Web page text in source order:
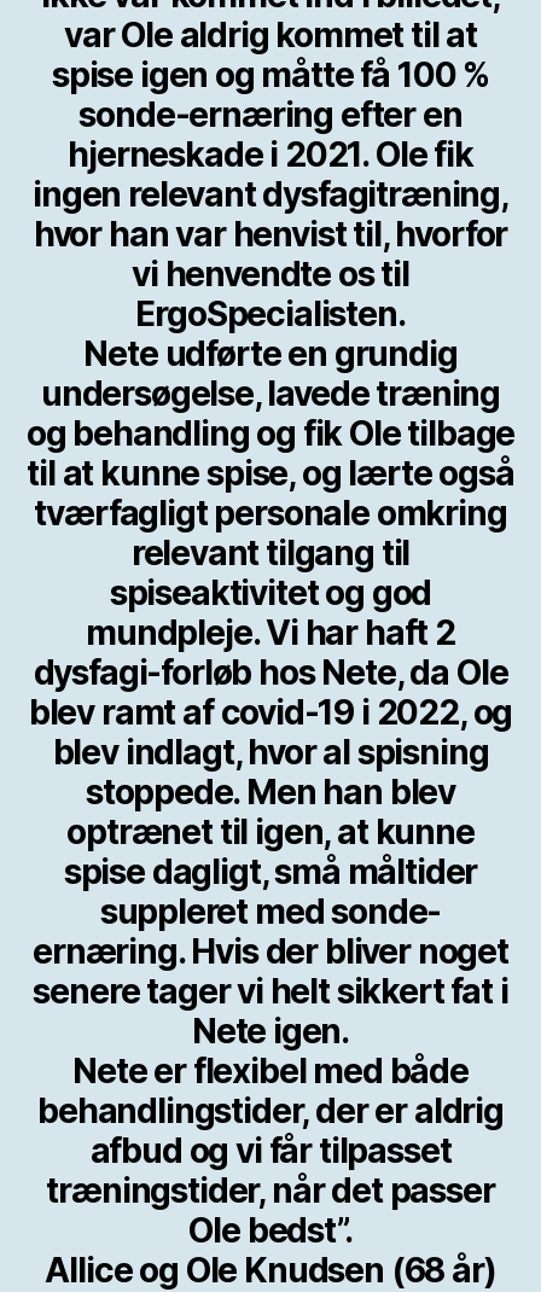
var Ole aldrig kommet til at
spise igen og måtte få 100 %
sonde-ernæring efter en
hjerneskade i 2021. Ole fik
ingen relevant dysfagitræning,
hvor han var henvist til, hvorfor
vi henvendte os til
ErgoSpecialisten.
Nete udførte en grundig
undersøgelse, lavede træning
og behandling og fik Ole tilbage
til at kunne spise, og lærte også
tværfagligt personale omkring
relevant tilgang til
spiseaktivitet og god
mundpleje. Vi har haft 2
dysfagi-forløb hos Nete, da Ole
blev ramt af covid-19 i 2022, og
blev indlagt, hvor al spisning
stoppede. Men han blev
optrænet til igen, at kunne
spise dagligt, små måltider
suppleret med sonde-
ernæring. Hvis der bliver noget
senere tager vi helt sikkert fat i
Nete igen.
Nete er flexibel med både
behandlingstider, der er aldrig
afbud og vi får tilpasset
træningstider, når det passer
Ole bedst”.
Allice og Ole Knudsen (68 år)